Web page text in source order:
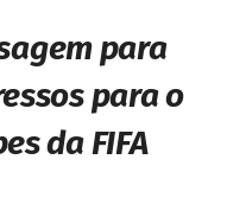
para
para o
da FIFA